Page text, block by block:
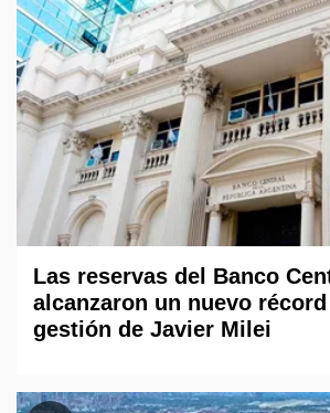
Las reservas del Banco
alcanzaron un nuevo
gestión de Javier Milei